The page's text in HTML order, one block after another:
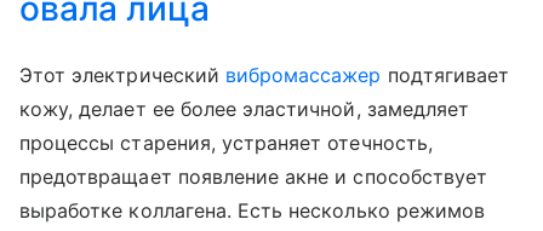
овала лица
Этот электрический вибромассажер подтягивает
кожу, делает ее более эластичной, замедляет
процессы старения, устраняет отечность,
предотвращает появление акне и способствует
выработке коллагена. Есть несколько режимов